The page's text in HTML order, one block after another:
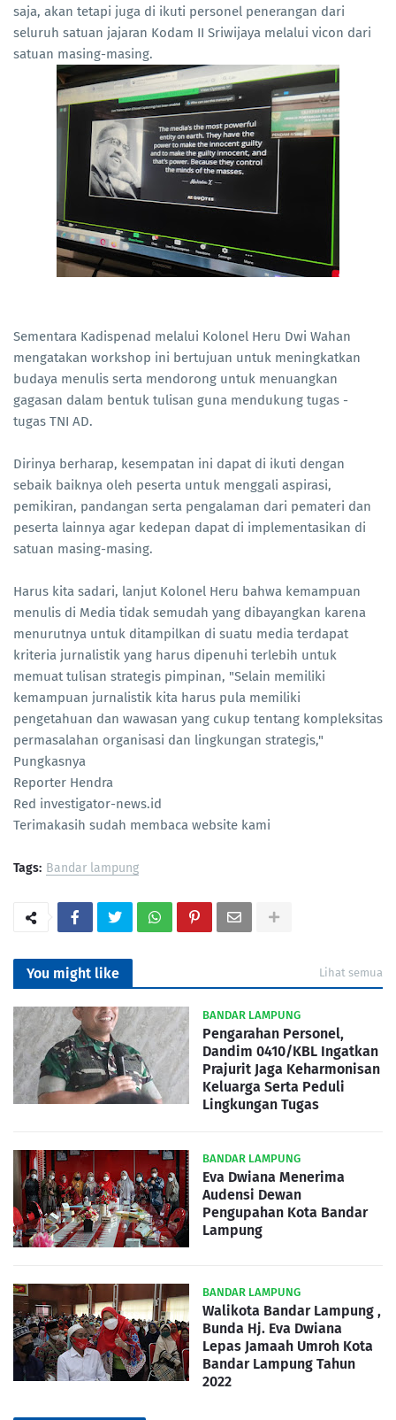
saja, akan tetapi juga di ikuti personel penerangan dari
seluruh satuan jajaran Kodam II Sriwijaya melalui vicon dari
satuan masing-masing.
Sementara Kadispenad melalui Kolonel Heru Dwi Wahan
mengatakan workshop ini bertujuan untuk meningkatkan
budaya menulis serta mendorong untuk menuangkan
gagasan dalam bentuk tulisan guna mendukung tugas -
tugas TNI AD.
Dirinya berharap, kesempatan ini dapat di ikuti dengan
sebaik baiknya oleh peserta untuk menggali aspirasi,
pemikiran, pandangan serta pengalaman dari pemateri dan
peserta lainnya agar kedepan dapat di implementasikan di
satuan masing-masing.
Harus kita sadari, lanjut Kolonel Heru bahwa kemampuan
menulis di Media tidak semudah yang dibayangkan karena
menurutnya untuk ditampilkan di suatu media terdapat
kriteria jurnalistik yang harus dipenuhi terlebih untuk
memuat tulisan strategis pimpinan, "Selain memiliki
kemampuan jurnalistik kita harus pula memiliki
pengetahuan dan wawasan yang cukup tentang kompleksitas
permasalahan organisasi dan lingkungan strategis,"
Pungkasnya
Reporter Hendra
Red investigator-news.id
Terimakasih sudah membaca website kami
Tags: Bandar lampung
You might like Lihat semua
BANDAR LAMPUNG
Pengarahan Personel,
Dandim 0410/KBL Ingatkan
Prajurit Jaga Keharmonisan
Keluarga Serta Peduli
Lingkungan Tugas
BANDAR LAMPUNG
Eva Dwiana Menerima
Audensi Dewan
Pengupahan Kota Bandar
Lampung
BANDAR LAMPUNG
Walikota Bandar Lampung ,
Bunda Hj. Eva Dwiana
Lepas Jamaah Umroh Kota
Bandar Lampung Tahun
2022